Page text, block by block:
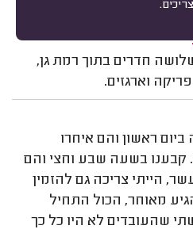
חדרים בתוך רמת גן,
וארגזים.
ראשון והם איחרו
קבענו בשעה שבע וחצי והם
הייתי צריכה גם להזמין
מאוחר, הכול התחיל
שהעובדים לא היו כל כך